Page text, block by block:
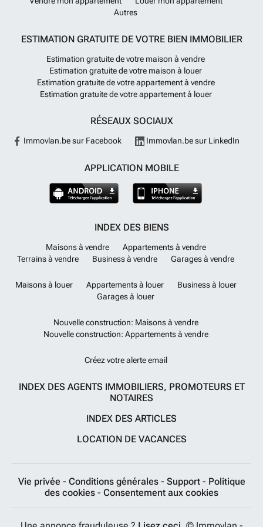
Autres
ESTIMATION GRATUITE DE VOTRE BIEN IMMOBILIER
Estimation gratuite de votre maison à vendre
Estimation gratuite de votre maison à louer
Estimation gratuite de votre appartement à vendre
Estimation gratuite de votre appartement à louer
RÉSEAUX SOCIAUX
Immovlan.be sur Facebook Immovlan.be sur LinkedIn
APPLICATION MOBILE
INDEX DES BIENS
Maisons à vendre
Appartements à vendre
Terrains à vendre
Business à vendre Garages à vendre
Maisons à louer Appartements à louer
Business à louer
Garages à louer
Nouvelle construction: Maisons à vendre
Nouvelle construction: Appartements à vendre
Créez votre alerte email
INDEX DES AGENTS IMMOBILIERS, PROMOTEURS ET
NOTAIRES
INDEX DES ARTICLES
LOCATION DE VACANCES
Vie privée - Conditions générales - Support - Politique
des cookies - Consentement aux cookies